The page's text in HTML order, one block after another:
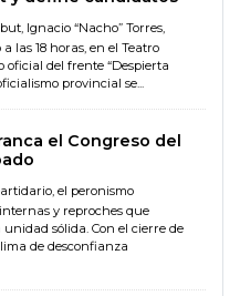
Ignacio “Nacho” Torres,
las 18 horas, en el Teatro
oficial del frente “Despierta
provincial se...
el Congreso del
el peronismo
y reproches que
sólida. Con el cierre de
de desconfianza